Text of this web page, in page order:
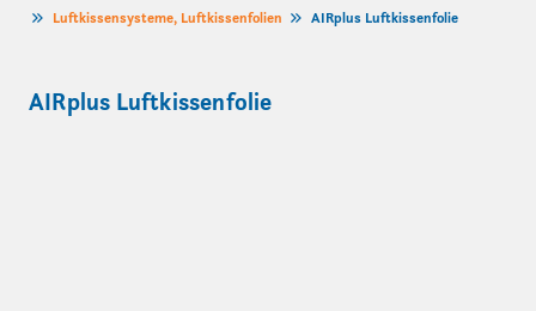
Luftkissensysteme, Luftkissenfolien
AIRplus Luftkissenfolie
AIRplus Luftkissenfolie